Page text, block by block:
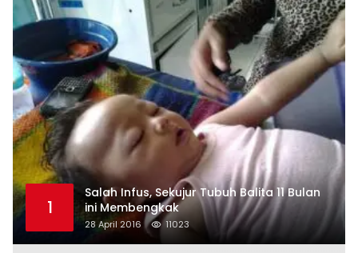
1
Salah Infus, Sekujur Tubuh Balita 11 Bulan
ini Membengkak
28 April 2016 11023